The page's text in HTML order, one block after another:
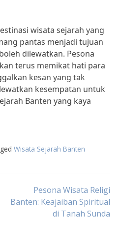
wisata sejarah yang
pantas menjadi tujuan
dilewatkan. Pesona
terus memikat hati para
kesan yang tak
kesempatan untuk
Banten yang kaya
Wisata Sejarah Banten
Pesona Wisata Religi
Banten: Keajaiban Spiritual
di Tanah Sunda